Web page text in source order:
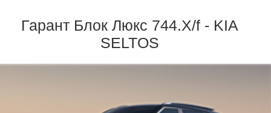
Гарант Блок Люкс 744.X/f - KIA
SELTOS